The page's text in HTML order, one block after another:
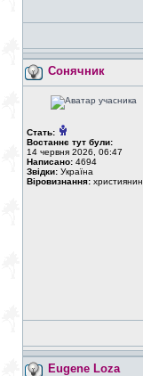
Сонячник
Стать:
Востаннє тут були:
14 червня 2026, 06:47
Написано: 4694
Звідки: Україна
Віровизнання: християнин
Eugene Loza